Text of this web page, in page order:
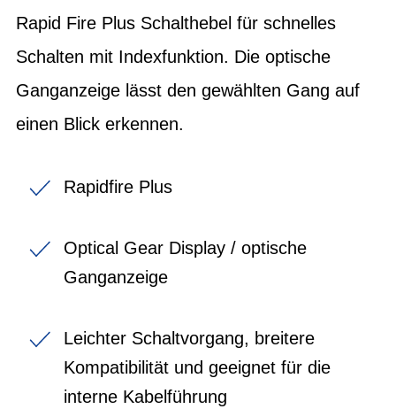
Rapid Fire Plus Schalthebel für schnelles
Schalten mit Indexfunktion. Die optische
Ganganzeige lässt den gewählten Gang auf
einen Blick erkennen.
Rapidfire Plus
Optical Gear Display / optische
Ganganzeige
Leichter Schaltvorgang, breitere
Kompatibilität und geeignet für die
interne Kabelführung